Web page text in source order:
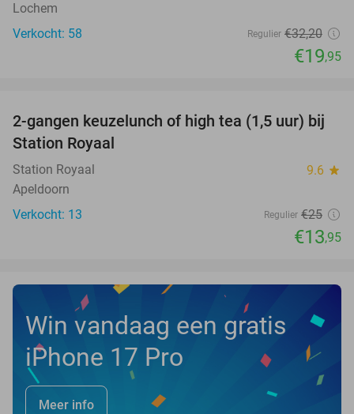
Lochem
Verkocht: 58
Regulier €32,20
€19,95
44%
NEW
TODAY
2-gangen keuzelunch of high tea (1,5 uur) bij
Station Royaal
Station Royaal 9.6 star
Apeldoorn
Verkocht: 13
Regulier €25
€13,95
Win vandaag een gratis
iPhone 17 Pro
Meer info